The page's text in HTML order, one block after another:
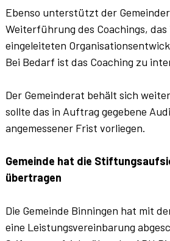
Ebenso unterstützt der
Weiterführung des Coachings, das
eingeleiteten
Bei Bedarf ist das Coaching zu
Der Gemeinderat behält sich
sollte das in Auftrag gegebene
angemessener Frist vorliegen.
Gemeinde hat die
übertragen
Die Gemeinde Binningen hat mit
eine Leistungsvereinbarung